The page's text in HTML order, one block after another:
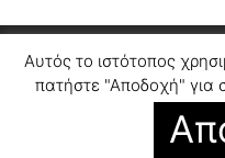
Facebook
© SUGARFREEPRESS.GR 2024
Αυτός το ιστότοπος
πατήστε "Αποδοχή" για